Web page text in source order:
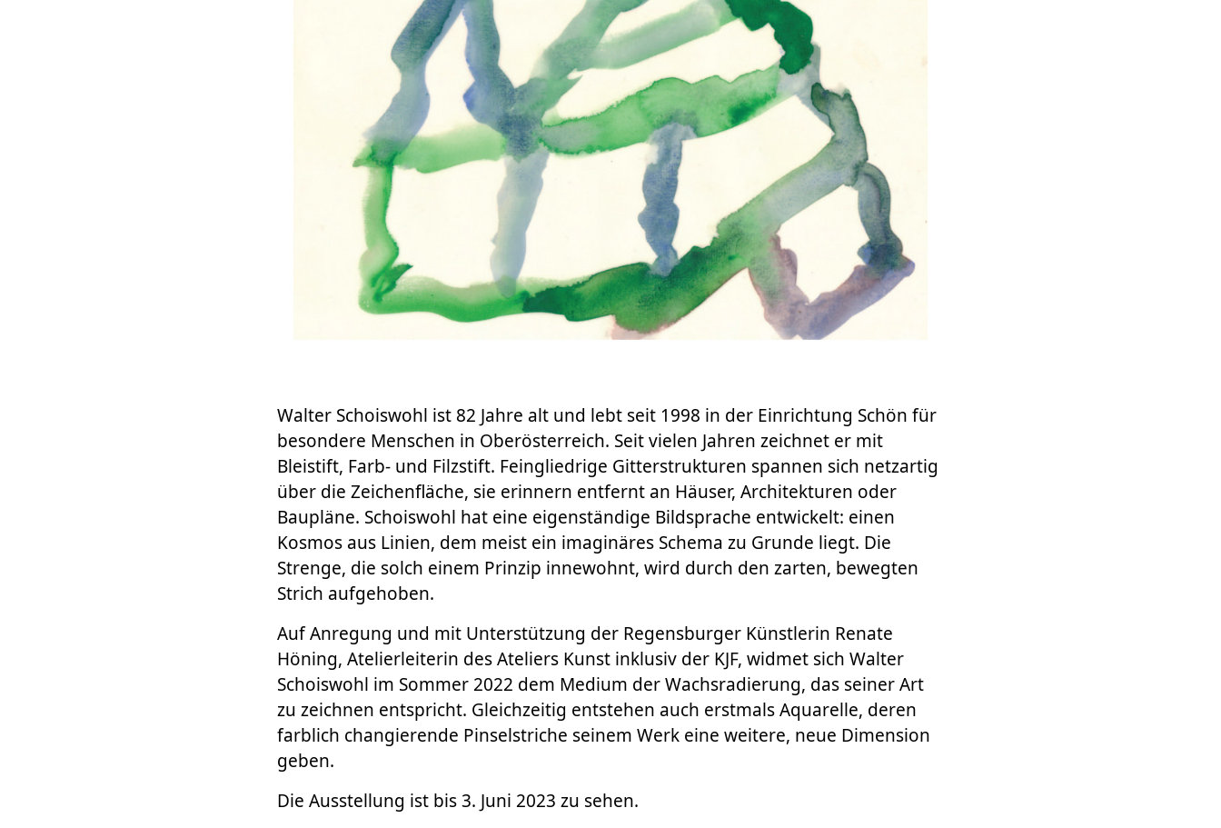
Walter Schoiswohl ist 82 Jahre alt und lebt seit 1998 in der Einrichtung Schön für
besondere Menschen in Oberösterreich. Seit vielen Jahren zeichnet er mit
Bleistift, Farb- und Filzstift. Feingliedrige Gitterstrukturen spannen sich netzartig
über die Zeichenfläche, sie erinnern entfernt an Häuser, Architekturen oder
Baupläne. Schoiswohl hat eine eigenständige Bildsprache entwickelt: einen
Kosmos aus Linien, dem meist ein imaginäres Schema zu Grunde liegt. Die
Strenge, die solch einem Prinzip innewohnt, wird durch den zarten, bewegten
Strich aufgehoben.
Auf Anregung und mit Unterstützung der Regensburger Künstlerin Renate
Höning, Atelierleiterin des Ateliers Kunst inklusiv der KJF, widmet sich Walter
Schoiswohl im Sommer 2022 dem Medium der Wachsradierung, das seiner Art
zu zeichnen entspricht. Gleichzeitig entstehen auch erstmals Aquarelle, deren
farblich changierende Pinselstriche seinem Werk eine weitere, neue Dimension
geben.
Die Ausstellung ist bis 3. Juni 2023 zu sehen.